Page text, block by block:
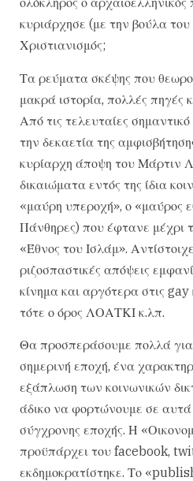
κυριάρχησε (με την βούλα
Χριστιανισμός;
Τα ρεύματα σκέψης που
μακρά ιστορία, πολλές πηγές
Από τις τελευταίες
την δεκαετία της
κυρίαρχη άποψη του Μάρτιν
δικαιώματα εντός της ίδια
«μαύρη υπεροχή», ο «μαύρος
Πάνθηρες) που έφτανε μέχρι
«Έθνος του Ισλάμ».
ριζοσπαστικές απόψεις
κίνημα και αργότερα στις gay
τότε ο όρος ΛΟΑΤΚΙ κ.λπ.
Θα προσπεράσουμε πολλά
σημερινή εποχή, ένα
εξάπλωση των κοινωνικών
άδικο να φορτώνουμε σε
σύγχρονης εποχής. Η
προϋπάρχει του facebook,
εκδημοκρατίστηκε. Το